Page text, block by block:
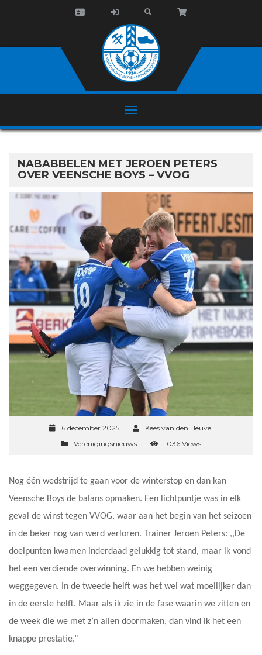
NABABBELEN MET JEROEN PETERS
OVER VEENSCHE BOYS – VVOG
6 december 2025
Kees van den Heuvel
Verenigingsnieuws
1036 Views
Nog één wedstrijd te gaan voor de winterstop en dan kan
Veensche Boys de balans opmaken. Een lichtpuntje was in elk
geval de winst tegen VVOG, waar aan het begin van het seizoen
in de beker nog van werd verloren. Trainer Jeroen Peters: ,,De
doelpunten kwamen inderdaad gelukkig tot stand, maar ik vond
het een verdiende overwinning. En we hebben weinig
weggegeven. In de tweede helft was het wel wat moeilijker dan
in de eerste helft. Maar als ik zie in de fase waarin we zitten en
de week die we met z’n allen doormaken, dan vind ik het een
knappe prestatie.”